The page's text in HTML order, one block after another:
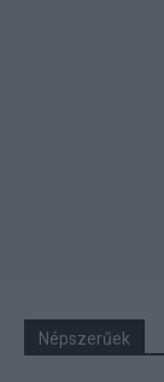
Népszerűek